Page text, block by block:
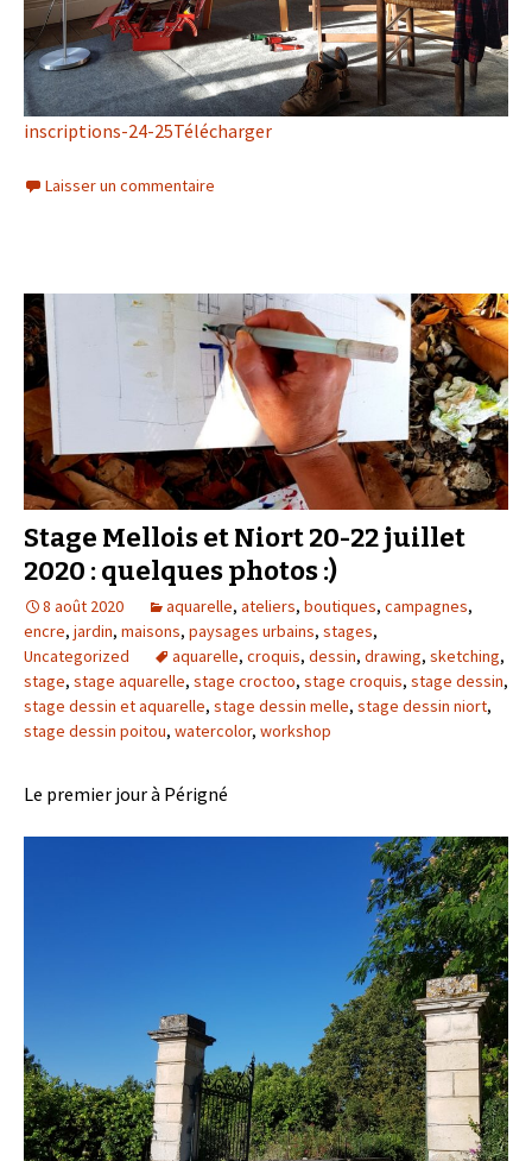
inscriptions-24-25Télécharger
Laisser un commentaire
Stage Mellois et Niort 20-22 juillet
2020 : quelques photos :)
8 août 2020 aquarelle, ateliers, boutiques, campagnes,
encre, jardin, maisons, paysages urbains, stages,
Uncategorized
aquarelle, croquis, dessin, drawing, sketching,
stage, stage aquarelle, stage croctoo, stage croquis, stage dessin,
stage dessin et aquarelle, stage dessin melle, stage dessin niort,
stage dessin poitou, watercolor, workshop
Le premier jour à Périgné